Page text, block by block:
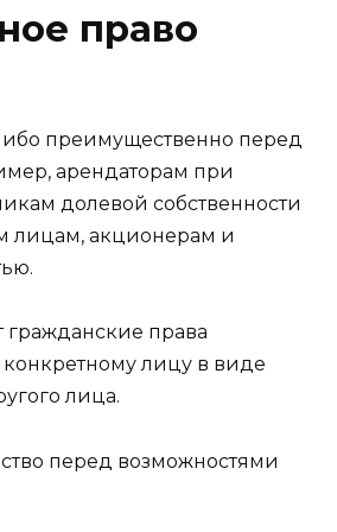
право
преимущественно перед
арендаторам при
долевой собственности
лицам, акционерам и
права
конкретному лицу в виде
лица.
перед возможностями